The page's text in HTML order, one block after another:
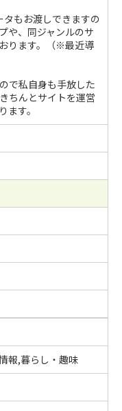
もお渡しできますの
や、同ジャンルのサ
ります。（※最近導
で私自身も手放した
ちんとサイトを運営
ます。
報,暮らし・趣味